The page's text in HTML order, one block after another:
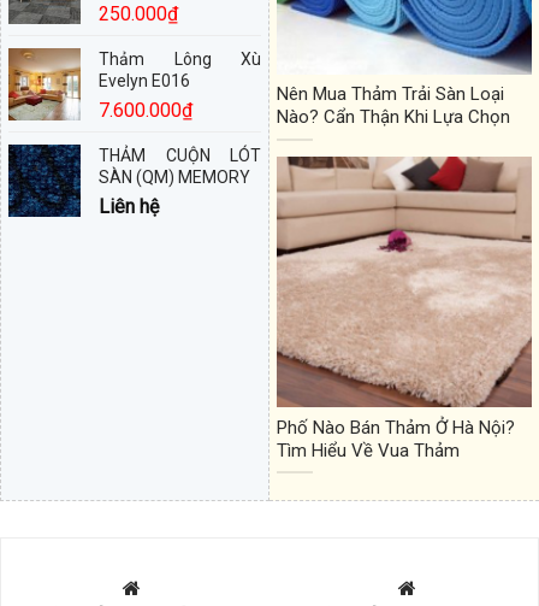
250.000₫
Thảm Lông Xù
Evelyn E016
7.600.000₫
THẢM CUỘN LÓT
SÀN (QM) MEMORY
Liên hệ
Nên Mua Thảm Trải Sàn Loại
Nào? Cẩn Thận Khi Lựa Chọn
Phố Nào Bán Thảm Ở Hà Nội?
Tìm Hiểu Về Vua Thảm